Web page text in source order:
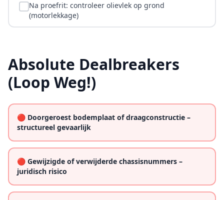
Na proefrit: controleer olievlek op grond
(motorlekkage)
Absolute Dealbreakers
(Loop Weg!)
🔴 Doorgeroest bodemplaat of draagconstructie –
structureel gevaarlijk
🔴 Gewijzigde of verwijderde chassisnummers –
juridisch risico